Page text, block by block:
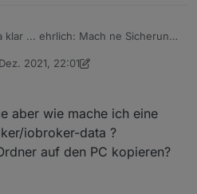
klar ... ehrlich: Mach ne Sicherung
Das ist quasi so gut wie ein
bei Node.js aktualisieren bin.
Fall der Auch ein memotry
auftrat. Grund: unbekannt.
2021, 22:01
sandro_gera12. Aug. 2021, 23:02
aber wie mache ich eine
iobroker-data ?
auf den PC kopieren?